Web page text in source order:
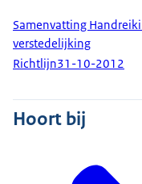
Samenvatting
verstedelijking
Richtlijn31-10-2012
Hoort bij